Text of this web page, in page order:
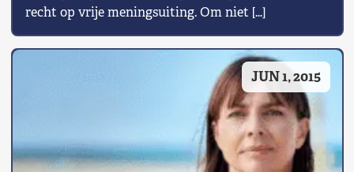
recht op vrije meningsuiting. Om niet […]
JUN 1, 2015